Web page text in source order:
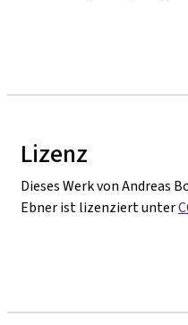
Lizenz
Dieses Werk von Andreas
Ebner ist lizenziert unter